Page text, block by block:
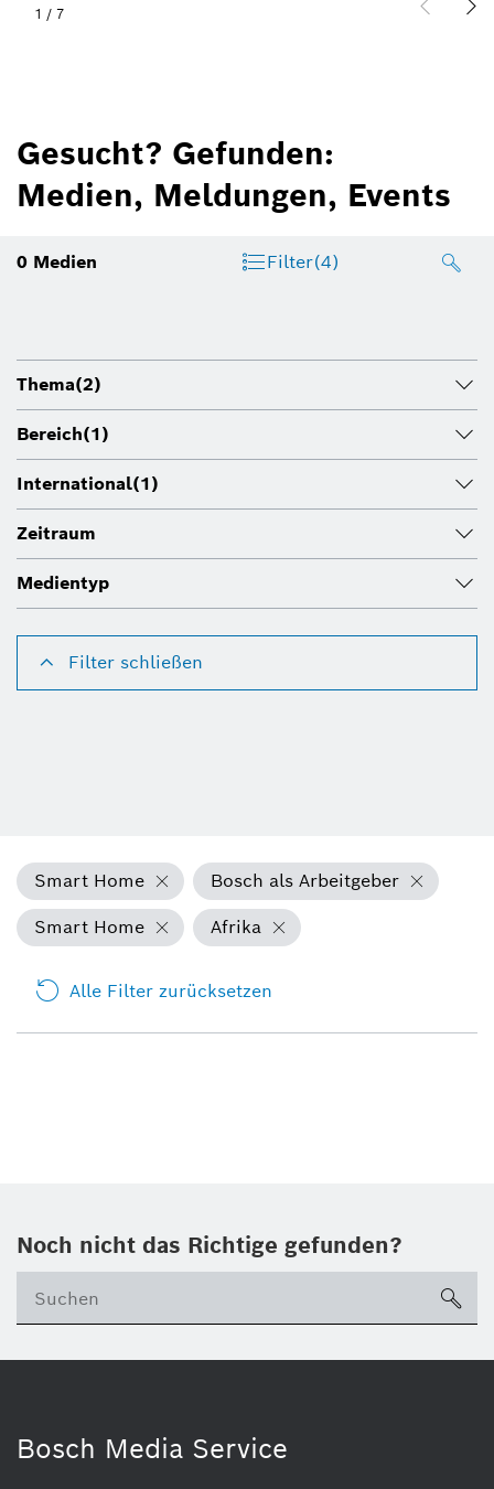
1 / 7
Gesucht? Gefunden:
Medien, Meldungen, Events
0 Medien Filter(4)
Thema(2)
Bereich(1)
International(1)
Zeitraum
Medientyp
Filter schließen
Smart Home
Bosch als Arbeitgeber
Smart Home
Afrika
Alle Filter zurücksetzen
Noch nicht das Richtige gefunden?
Bosch Media Service